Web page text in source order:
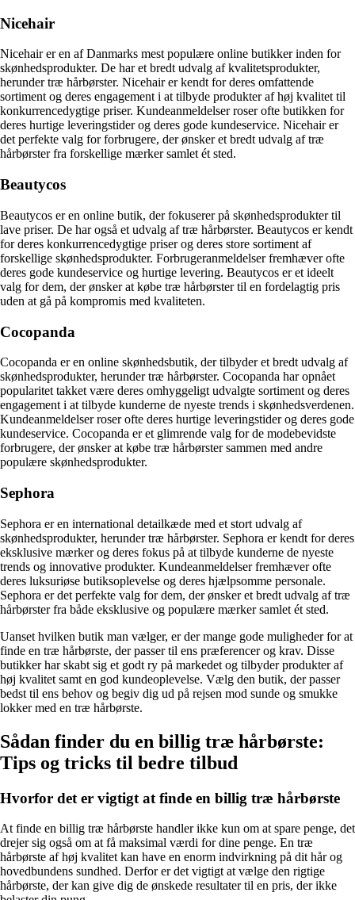
Nicehair
Nicehair er en af Danmarks mest populære online butikker inden for
skønhedsprodukter. De har et bredt udvalg af kvalitetsprodukter,
herunder træ hårbørster. Nicehair er kendt for deres omfattende
sortiment og deres engagement i at tilbyde produkter af høj kvalitet til
konkurrencedygtige priser. Kundeanmeldelser roser ofte butikken for
deres hurtige leveringstider og deres gode kundeservice. Nicehair er
det perfekte valg for forbrugere, der ønsker et bredt udvalg af træ
hårbørster fra forskellige mærker samlet ét sted.
Beautycos
Beautycos er en online butik, der fokuserer på skønhedsprodukter til
lave priser. De har også et udvalg af træ hårbørster. Beautycos er kendt
for deres konkurrencedygtige priser og deres store sortiment af
forskellige skønhedsprodukter. Forbrugeranmeldelser fremhæver ofte
deres gode kundeservice og hurtige levering. Beautycos er et ideelt
valg for dem, der ønsker at købe træ hårbørster til en fordelagtig pris
uden at gå på kompromis med kvaliteten.
Cocopanda
Cocopanda er en online skønhedsbutik, der tilbyder et bredt udvalg af
skønhedsprodukter, herunder træ hårbørster. Cocopanda har opnået
popularitet takket være deres omhyggeligt udvalgte sortiment og deres
engagement i at tilbyde kunderne de nyeste trends i skønhedsverdenen.
Kundeanmeldelser roser ofte deres hurtige leveringstider og deres gode
kundeservice. Cocopanda er et glimrende valg for de modebevidste
forbrugere, der ønsker at købe træ hårbørster sammen med andre
populære skønhedsprodukter.
Sephora
Sephora er en international detailkæde med et stort udvalg af
skønhedsprodukter, herunder træ hårbørster. Sephora er kendt for deres
eksklusive mærker og deres fokus på at tilbyde kunderne de nyeste
trends og innovative produkter. Kundeanmeldelser fremhæver ofte
deres luksuriøse butiksoplevelse og deres hjælpsomme personale.
Sephora er det perfekte valg for dem, der ønsker et bredt udvalg af træ
hårbørster fra både eksklusive og populære mærker samlet ét sted.
Uanset hvilken butik man vælger, er der mange gode muligheder for at
finde en træ hårbørste, der passer til ens præferencer og krav. Disse
butikker har skabt sig et godt ry på markedet og tilbyder produkter af
høj kvalitet samt en god kundeoplevelse. Vælg den butik, der passer
bedst til ens behov og begiv dig ud på rejsen mod sunde og smukke
lokker med en træ hårbørste.
Sådan finder du en billig træ hårbørste:
Tips og tricks til bedre tilbud
Hvorfor det er vigtigt at finde en billig træ hårbørste
At finde en billig træ hårbørste handler ikke kun om at spare penge, det
drejer sig også om at få maksimal værdi for dine penge. En træ
hårbørste af høj kvalitet kan have en enorm indvirkning på dit hår og
hovedbundens sundhed. Derfor er det vigtigt at vælge den rigtige
hårbørste, der kan give dig de ønskede resultater til en pris, der ikke